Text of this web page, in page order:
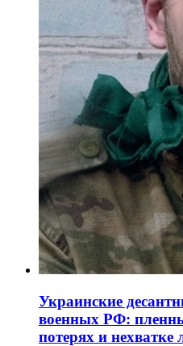
Украинские
военных РФ:
потерях и нехватке